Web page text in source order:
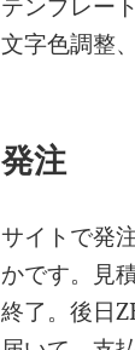
文字色調整
発注
サイトで発
かです。見
終了。後日